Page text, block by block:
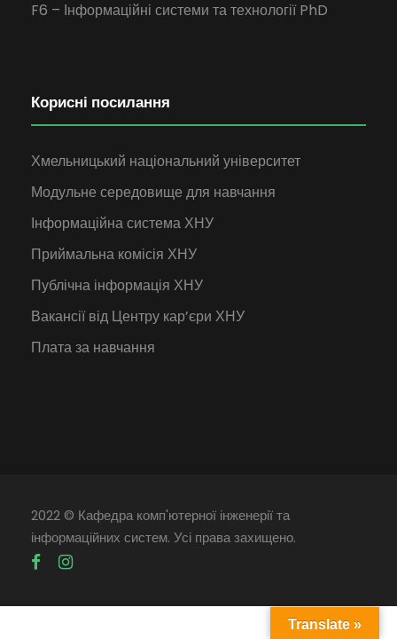
F6 – Інформаційні системи та технології PhD
Корисні посилання
Хмельницький національний університет
Модульне середовище для навчання
Інформаційна система ХНУ
Приймальна комісія ХНУ
Публічна інформація ХНУ
Вакансії від Центру кар’єри ХНУ
Плата за навчання
2022 © Кафедра комп'ютерної інженерії та
інформаційних систем. Усі права захищено.
Translate »